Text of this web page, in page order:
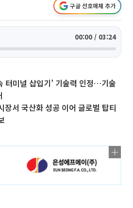
구글 선호매체 추가
00:00 / 03:24
터미널 삽입기’ 기술력 인정…기술
장서 국산화 성공 이어 글로벌 탑티